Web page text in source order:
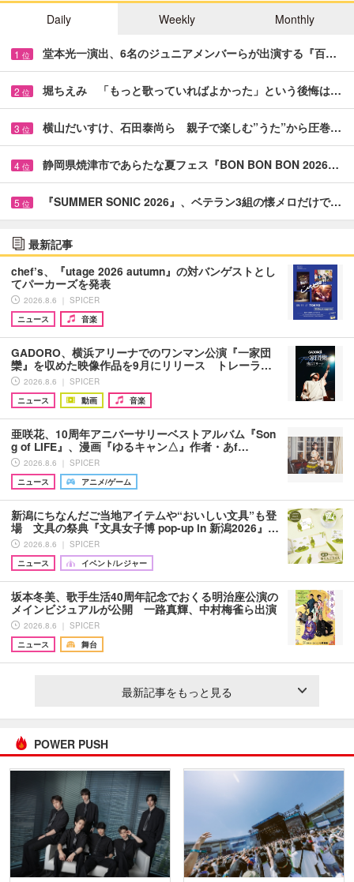
Daily
Weekly Monthly
1 位 堂本光一演出、6名のジュニアメンバーらが出演する『百…
2 位 堀ちえみ 「もっと歌っていればよかった」という後悔は…
3 位 横山だいすけ、石田泰尚ら 親子で楽しむ”うた”から圧巻…
4 位 静岡県焼津市であらたな夏フェス『BON BON BON 2026…
5 位 『SUMMER SONIC 2026』、ベテラン3組の懐メロだけで…
最新記事
chef’s、『utage 2026 autumn』の対バンゲストとし
てパーカーズを発表
2026.8.6 ｜ SPICER
ニュース
音楽
GADORO、横浜アリーナでのワンマン公演『一家団
欒』を収めた映像作品を9月にリリース トレーラ…
2026.8.6 ｜ SPICER
ニュース
動画 音楽
亜咲花、10周年アニバーサリーベストアルバム『Son
g of LIFE』、漫画『ゆるキャン△』作者・あf…
2026.8.6 ｜ SPICER
ニュース
アニメ/ゲーム
新潟にちなんだご当地アイテムや“おいしい文具”も登
場 文具の祭典『文具女子博 pop-up in 新潟2026』…
2026.8.6 ｜ SPICER
ニュース
イベント/レジャー
坂本冬美、歌手生活40周年記念でおくる明治座公演の
メインビジュアルが公開 一路真輝、中村梅雀ら出演
2026.8.6 ｜ SPICER
ニュース
舞台
最新記事をもっと見る
POWER PUSH